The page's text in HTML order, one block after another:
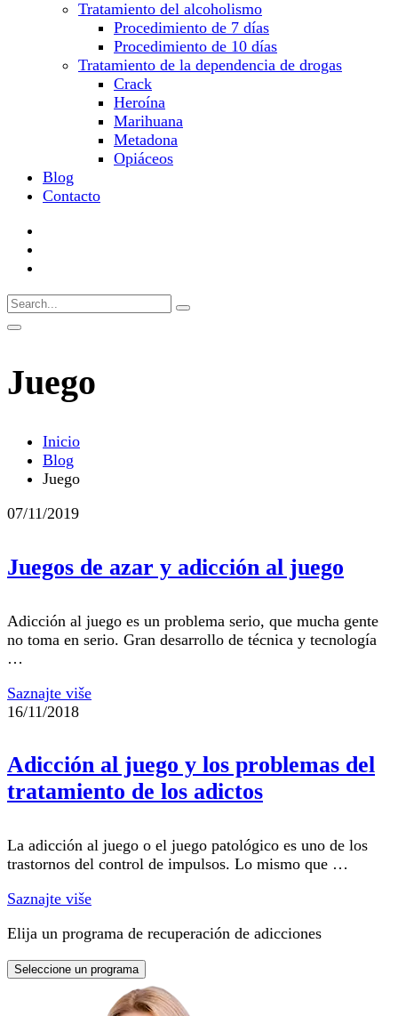
Tratamiento del alcoholismo
Procedimiento de 7 días
Procedimiento de 10 días
Tratamiento de la dependencia de drogas
Crack
Heroína
Marihuana
Metadona
Opiáceos
Blog
Contacto
Juego
Inicio
Blog
Juego
07/11/2019
Juegos de azar y adicción al juego
Adicción al juego es un problema serio, que mucha gente
no toma en serio. Gran desarrollo de técnica y tecnología
…
Saznajte više
16/11/2018
Adicción al juego y los problemas del
tratamiento de los adictos
La adicción al juego o el juego patológico es uno de los
trastornos del control de impulsos. Lo mismo que …
Saznajte više
Elija un programa de recuperación de adicciones
Seleccione un programa